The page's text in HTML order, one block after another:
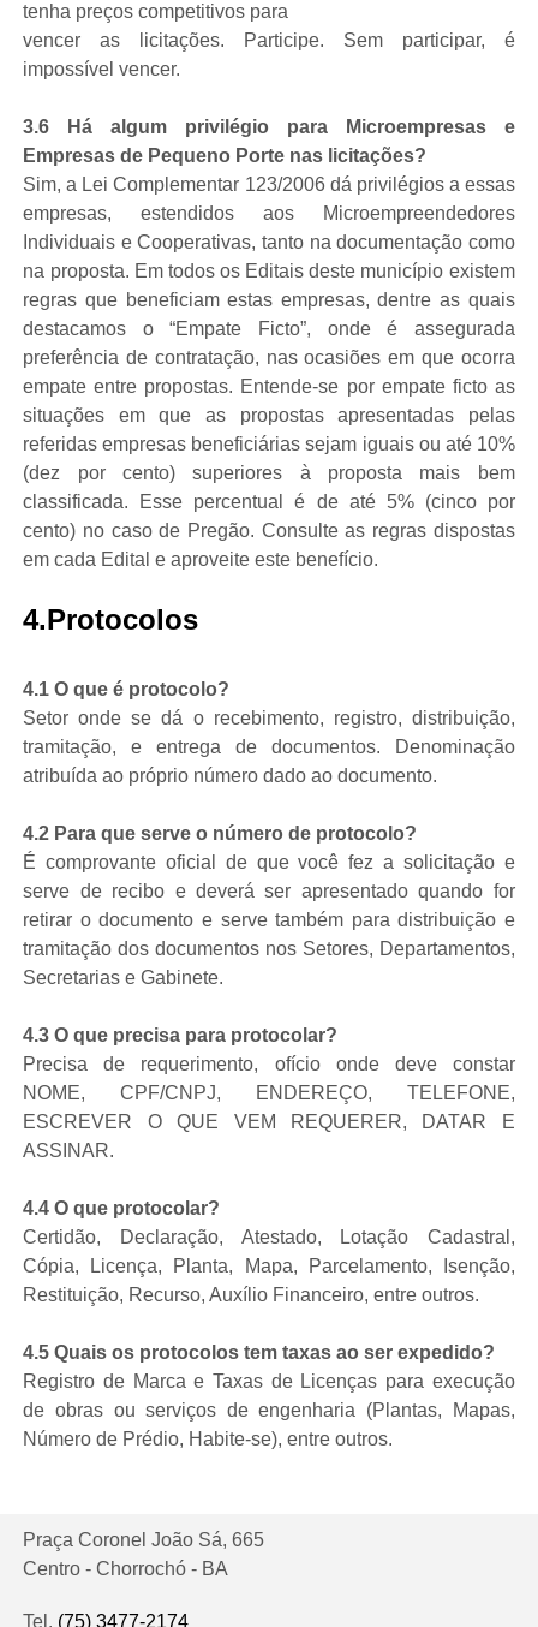
tenha preços competitivos para
vencer as licitações. Participe. Sem participar, é
impossível vencer.
3.6 Há algum privilégio para Microempresas e
Empresas de Pequeno Porte nas licitações?
Sim, a Lei Complementar 123/2006 dá privilégios a essas
empresas, estendidos aos Microempreendedores
Individuais e Cooperativas, tanto na documentação como
na proposta. Em todos os Editais deste município existem
regras que beneficiam estas empresas, dentre as quais
destacamos o “Empate Ficto”, onde é assegurada
preferência de contratação, nas ocasiões em que ocorra
empate entre propostas. Entende-se por empate ficto as
situações em que as propostas apresentadas pelas
referidas empresas beneficiárias sejam iguais ou até 10%
(dez por cento) superiores à proposta mais bem
classificada. Esse percentual é de até 5% (cinco por
cento) no caso de Pregão. Consulte as regras dispostas
em cada Edital e aproveite este benefício.
4.Protocolos
4.1 O que é protocolo?
Setor onde se dá o recebimento, registro, distribuição,
tramitação, e entrega de documentos. Denominação
atribuída ao próprio número dado ao documento.
4.2 Para que serve o número de protocolo?
É comprovante oficial de que você fez a solicitação e
serve de recibo e deverá ser apresentado quando for
retirar o documento e serve também para distribuição e
tramitação dos documentos nos Setores, Departamentos,
Secretarias e Gabinete.
4.3 O que precisa para protocolar?
Precisa de requerimento, ofício onde deve constar
NOME, CPF/CNPJ, ENDEREÇO, TELEFONE,
ESCREVER O QUE VEM REQUERER, DATAR E
ASSINAR.
4.4 O que protocolar?
Certidão, Declaração, Atestado, Lotação Cadastral,
Cópia, Licença, Planta, Mapa, Parcelamento, Isenção,
Restituição, Recurso, Auxílio Financeiro, entre outros.
4.5 Quais os protocolos tem taxas ao ser expedido?
Registro de Marca e Taxas de Licenças para execução
de obras ou serviços de engenharia (Plantas, Mapas,
Número de Prédio, Habite-se), entre outros.
Praça Coronel João Sá, 665
Centro - Chorrochó - BA
Tel. (75) 3477-2174